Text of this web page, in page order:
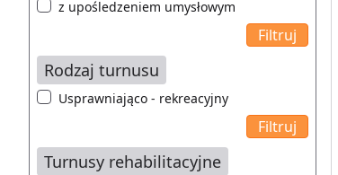
z upośledzeniem umysłowym
Rodzaj turnusu
Usprawniająco - rekreacyjny
Turnusy rehabilitacyjne